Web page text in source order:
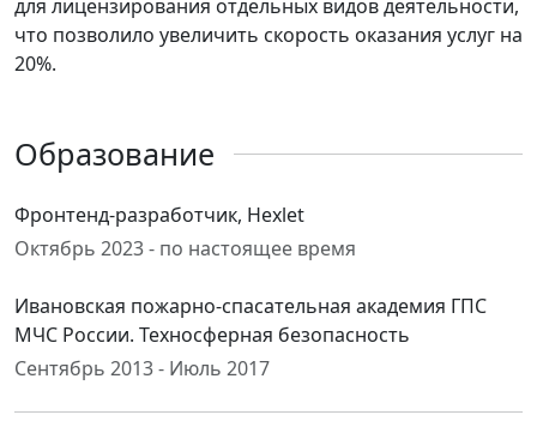
для лицензирования отдельных видов деятельности,
что позволило увеличить скорость оказания услуг на
20%.
Образование
Фронтенд-разработчик, Hexlet
Октябрь 2023 - по настоящее время
Ивановская пожарно-спасательная академия ГПС
МЧС России. Техносферная безопасность
Сентябрь 2013 - Июль 2017